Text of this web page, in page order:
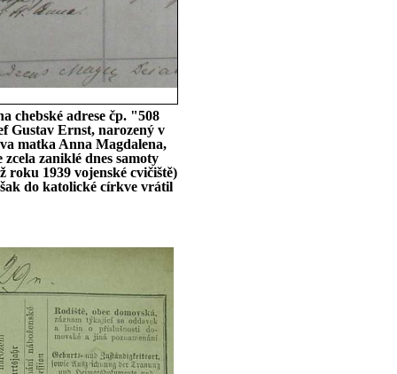
chebské adrese čp. "508
Gustav Ernst, narozený v
matka Anna Magdalena,
zaniklé dnes samoty
roku 1939 vojenské cvičiště)
do katolické církve vrátil